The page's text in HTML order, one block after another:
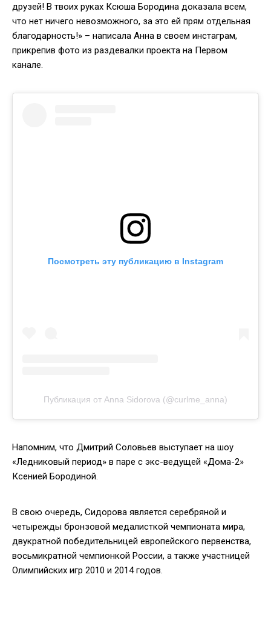
друзей! В твоих руках Ксюша Бородина доказала всем,
что нет ничего невозможного, за это ей прям отдельная
благодарность!» – написала Анна в своем инстаграм,
прикрепив фото из раздевалки проекта на Первом
канале.
Посмотреть эту публикацию в Instagram
Публикация от Anna Sidorova (@curlme_anna)
Напомним, что Дмитрий Соловьев выступает на шоу
«Ледниковый период» в паре с экс-ведущей «Дома-2»
Ксенией Бородиной.
В свою очередь, Сидорова является серебряной и
четырежды бронзовой медалисткой чемпионата мира,
двукратной победительницей европейского первенства,
восьмикратной чемпионкой России, а также участницей
Олимпийских игр 2010 и 2014 годов.